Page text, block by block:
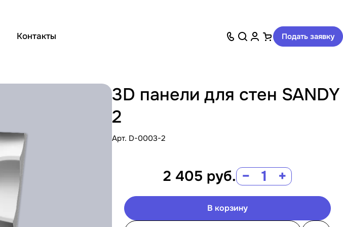
Контакты Подать заявку
3D панели для стен SANDY
2
Арт. D-0003-2
2 405 руб. − +
В корзину